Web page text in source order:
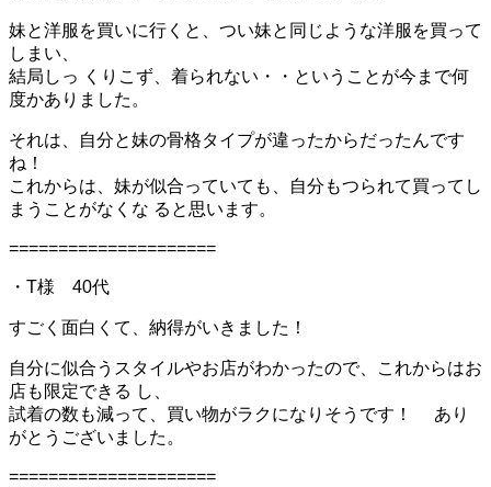
妹と洋服を買いに行くと、つい妹と同じような洋服を買って
しまい、
結局しっ くりこず、着られない・・ということが今まで何
度かありました。
それは、自分と妹の骨格タイプが違ったからだったんです
ね！
これからは、妹が似合っていても、自分もつられて買ってし
まうことがなくな ると思います。
=====================
・T様 40代
すごく面白くて、納得がいきました！
自分に似合うスタイルやお店がわかったので、これからはお
店も限定できる し、
試着の数も減って、買い物がラクになりそうです！ あり
がとうございました。
=====================